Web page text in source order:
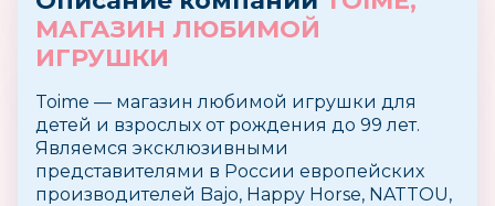
МАГАЗИН ЛЮБИМОЙ
ИГРУШКИ
Toime — магазин любимой игрушки для
детей и взрослых от рождения до 99 лет.
Являемся эксклюзивными
представителями в России европейских
производителей Bajo, Happy Horse, NATTOU,